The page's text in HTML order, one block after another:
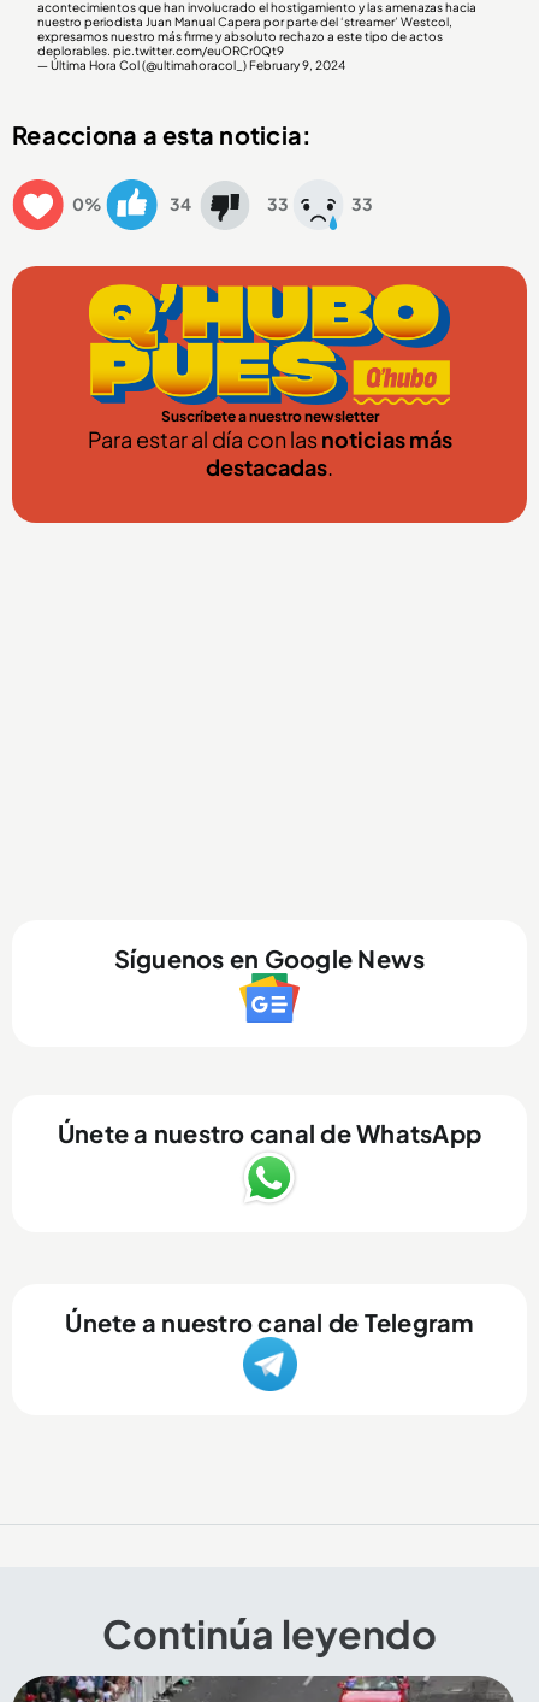
acontecimientos que han involucrado el hostigamiento y las amenazas hacia
nuestro periodista Juan Manual Capera por parte del ‘streamer’ Westcol,
expresamos nuestro más firme y absoluto rechazo a este tipo de actos
deplorables.pic.twitter.com/euORCr0Qt9
— Última Hora Col (@ultimahoracol_)February 9, 2024
Reacciona a esta noticia:
0% 34 33 33
Suscríbete a nuestro newsletter
Para estar al día con lasnoticias más
destacadas.
Síguenos en Google News
Únete a nuestro canal de WhatsApp
Únete a nuestro canal de Telegram
Continúa leyendo